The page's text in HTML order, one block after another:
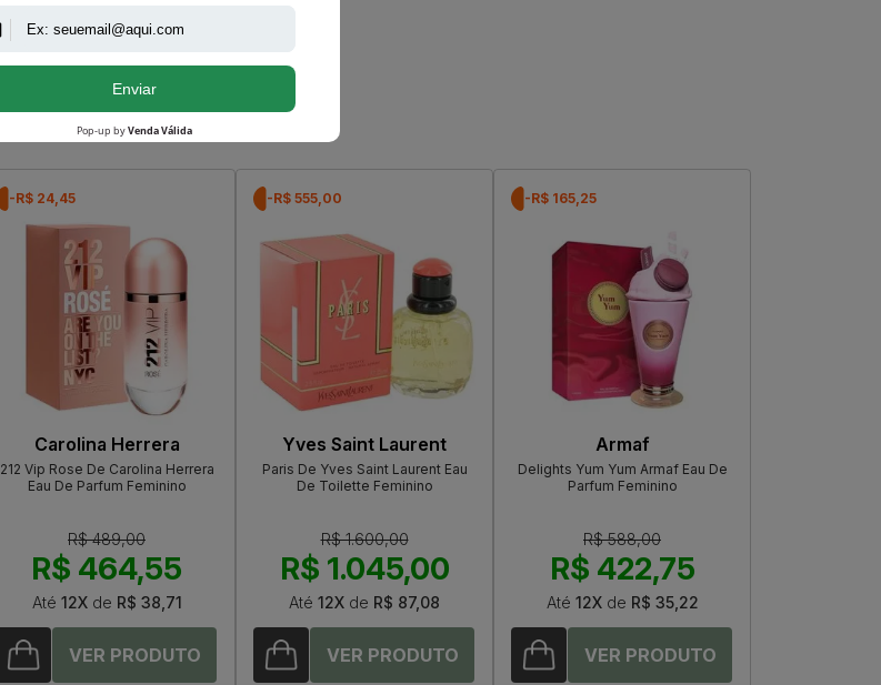
Que viu, viu também
-R$ 24,45
Carolina Herrera
212 Vip Rose De Carolina Herrera
Eau De Parfum Feminino
R$ 489,00
R$ 464,55
Até 12Xde R$ 38,71
-R$ 555,00
Yves Saint Laurent
Paris De Yves Saint Laurent Eau
De Toilette Feminino
R$ 1.600,00
R$ 1.045,00
Até 12X de R$ 87,08
-R$ 165,25
Armaf
Delights Yum Yum Armaf Eau De
Parfum Feminino
R$ 588,00
R$ 422,75
Até 12Xde R$ 35,22